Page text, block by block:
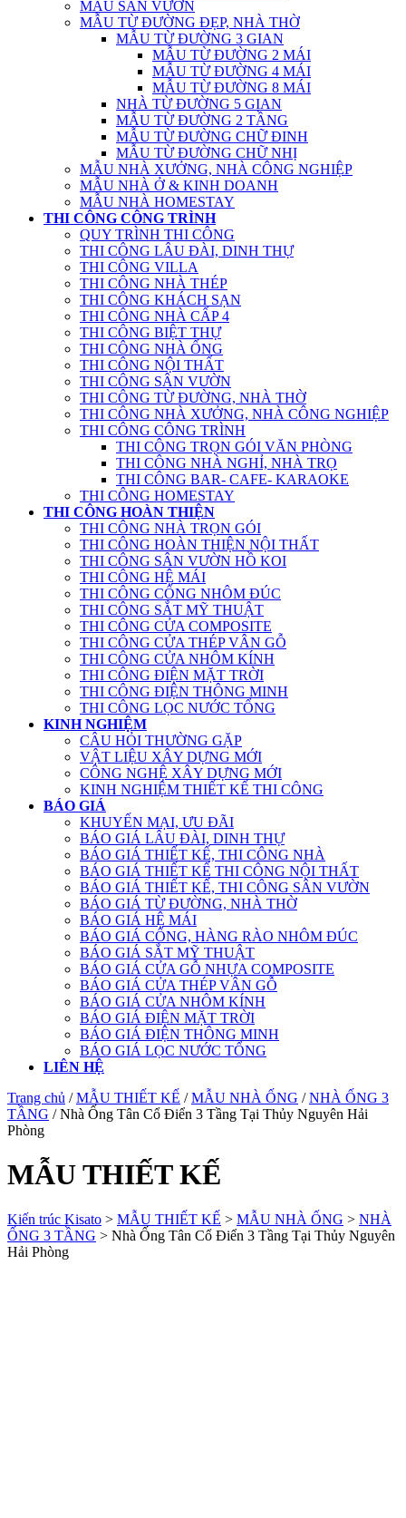
MẪU SÂN VƯỜN
MẪU TỪ ĐƯỜNG ĐẸP, NHÀ THỜ
MẪU TỪ ĐƯỜNG 3 GIAN
MẪU TỪ ĐƯỜNG 2 MÁI
MẪU TỪ ĐƯỜNG 4 MÁI
MẪU TỪ ĐƯỜNG 8 MÁI
NHÀ TỪ ĐƯỜNG 5 GIAN
MẪU TỪ ĐƯỜNG 2 TẦNG
MẪU TỪ ĐƯỜNG CHỮ ĐINH
MẪU TỪ ĐƯỜNG CHỮ NHỊ
MẪU NHÀ XƯỞNG, NHÀ CÔNG NGHIỆP
MẪU NHÀ Ở & KINH DOANH
MẪU NHÀ HOMESTAY
THI CÔNG CÔNG TRÌNH
QUY TRÌNH THI CÔNG
THI CÔNG LÂU ĐÀI, DINH THỰ
THI CÔNG VILLA
THI CÔNG NHÀ THÉP
THI CÔNG KHÁCH SẠN
THI CÔNG NHÀ CẤP 4
THI CÔNG BIỆT THỰ
THI CÔNG NHÀ ỐNG
THI CÔNG NỘI THẤT
THI CÔNG SÂN VƯỜN
THI CÔNG TỪ ĐƯỜNG, NHÀ THỜ
THI CÔNG NHÀ XƯỞNG, NHÀ CÔNG NGHIỆP
THI CÔNG CÔNG TRÌNH
THI CÔNG TRỌN GÓI VĂN PHÒNG
THI CÔNG NHÀ NGHỈ, NHÀ TRỌ
THI CÔNG BAR- CAFE- KARAOKE
THI CÔNG HOMESTAY
THI CÔNG HOÀN THIỆN
THI CÔNG NHÀ TRỌN GÓI
THI CÔNG HOÀN THIỆN NỘI THẤT
THI CÔNG SÂN VƯỜN HỒ KOI
THI CÔNG HỆ MÁI
THI CÔNG CỔNG NHÔM ĐÚC
THI CÔNG SẮT MỸ THUẬT
THI CÔNG CỬA COMPOSITE
THI CÔNG CỬA THÉP VÂN GỖ
THI CÔNG CỬA NHÔM KÍNH
THI CÔNG ĐIỆN MẶT TRỜI
THI CÔNG ĐIỆN THÔNG MINH
THI CÔNG LỌC NƯỚC TỔNG
KINH NGHIỆM
CÂU HỎI THƯỜNG GẶP
VẬT LIỆU XÂY DỰNG MỚI
CÔNG NGHỆ XÂY DỰNG MỚI
KINH NGHIỆM THIẾT KẾ THI CÔNG
BÁO GIÁ
KHUYẾN MẠI, ƯU ĐÃI
BÁO GIÁ LÂU ĐÀI, DINH THỰ
BÁO GIÁ THIẾT KẾ, THI CÔNG NHÀ
BÁO GIÁ THIẾT KẾ THI CÔNG NỘI THẤT
BÁO GIÁ THIẾT KẾ, THI CÔNG SÂN VƯỜN
BÁO GIÁ TỪ ĐƯỜNG, NHÀ THỜ
BÁO GIÁ HỆ MÁI
BÁO GIÁ CỔNG, HÀNG RÀO NHÔM ĐÚC
BÁO GIÁ SẮT MỸ THUẬT
BÁO GIÁ CỬA GỖ NHỰA COMPOSITE
BÁO GIÁ CỬA THÉP VÂN GỖ
BÁO GIÁ CỬA NHÔM KÍNH
BÁO GIÁ ĐIỆN MẶT TRỜI
BÁO GIÁ ĐIỆN THÔNG MINH
BÁO GIÁ LỌC NƯỚC TỔNG
LIÊN HỆ
Trang chủ /MẪU THIẾT KẾ /MẪU NHÀ ỐNG /NHÀ ỐNG 3
TẦNG / Nhà Ống Tân Cổ Điển 3 Tầng Tại Thủy Nguyên Hải
Phòng
MẪU THIẾT KẾ
Kiến trúc Kisato > MẪU THIẾT KẾ > MẪU NHÀ ỐNG > NHÀ
ỐNG 3 TẦNG > Nhà Ống Tân Cổ Điển 3 Tầng Tại Thủy Nguyên
Hải Phòng